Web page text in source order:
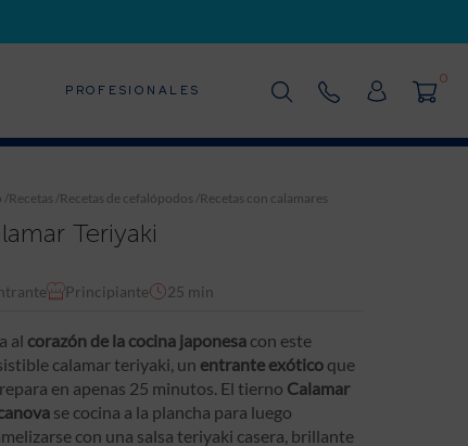
PROFESIONALES
0
/Recetas/Recetas de cefalópodos/Recetas con calamares
Teriyaki
Principiante 25 min
al corazón de la cocina japonesa con este
calamar teriyaki, un entrante exótico que
en apenas 25 minutos. El tierno Calamar
se cocina a la plancha para luego
con una salsa teriyaki casera, brillante